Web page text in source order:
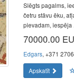
Slēgts pagalms,
četru stāvu ēku,
pievadam, iespēja
70000.00
Edgars, +371
Apskatīt